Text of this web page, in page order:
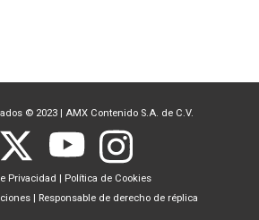
© 2023 | AMX Contenido S.A. de C.V.
Privacidad | Política de Cookies
| Responsable de derecho de réplica